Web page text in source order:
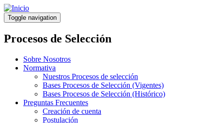
Pasar
al
contenido
principal
Toggle navigation
Procesos de Selección
Sobre Nosotros
Normativa
Nuestros Procesos de selección
Bases Procesos de Selección (Vigentes)
Bases Procesos de Selección (Histórico)
Preguntas Frecuentes
Creación de cuenta
Postulación